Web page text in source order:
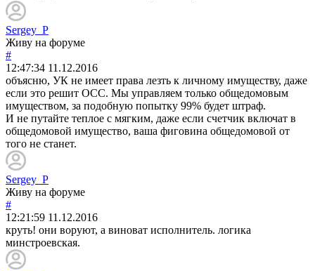
Sergey_P
Живу на форуме
#
12:47:34 11.12.2016
объясню, УК не имеет права лезть к личному имуществу, даже
если это решит ОСС. Мы управляем только общедомовым
имуществом, за подобную попытку 99% будет штраф.
И не путайте теплое с мягким, даже если счетчик включат в
общедомовой имущество, ваша фиговина общедомовой от
того не станет.
Sergey_P
Живу на форуме
#
12:21:59 11.12.2016
круть! они воруют, а виноват исполнитель. логика
минстроевская.